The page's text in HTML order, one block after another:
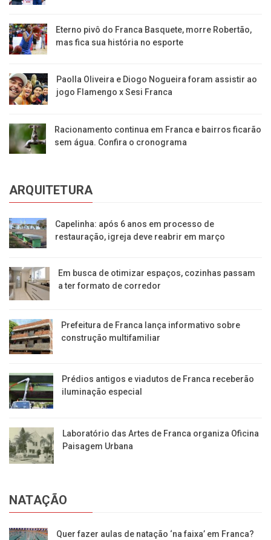
Eterno pivô do Franca Basquete, morre Robertão,
mas fica sua história no esporte
Paolla Oliveira e Diogo Nogueira foram assistir ao
jogo Flamengo x Sesi Franca
Racionamento continua em Franca e bairros ficarão
sem água. Confira o cronograma
ARQUITETURA
Capelinha: após 6 anos em processo de
restauração, igreja deve reabrir em março
Em busca de otimizar espaços, cozinhas passam
a ter formato de corredor
Prefeitura de Franca lança informativo sobre
construção multifamiliar
Prédios antigos e viadutos de Franca receberão
iluminação especial
Laboratório das Artes de Franca organiza Oficina
Paisagem Urbana
NATAÇÃO
Quer fazer aulas de natação ‘na faixa’ em Franca?